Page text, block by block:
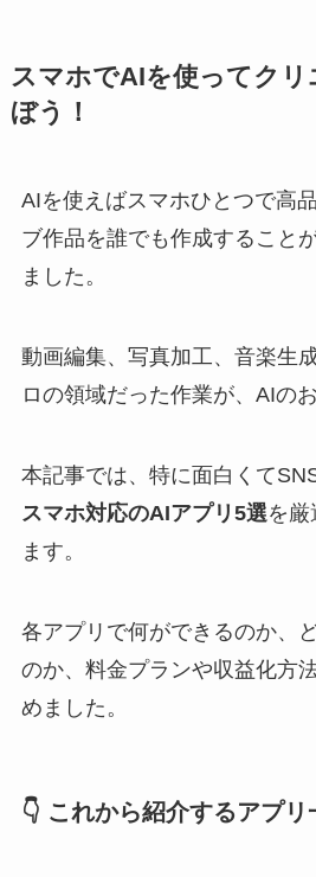
スマホでAIを使ってク
ぼう！
AIを使えばスマホひとつで高
ブ作品を誰でも作成すること
ました。
動画編集、写真加工、音楽生
ロの領域だった作業が、AIの
本記事では、特に面白くて
スマホ対応のAIアプリ5選を厳
ます。
各アプリで何ができるのか、
のか、料金プランや収益化方
めました。
👇 これから紹介するアプリ